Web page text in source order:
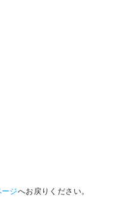
ジへお戻りください。